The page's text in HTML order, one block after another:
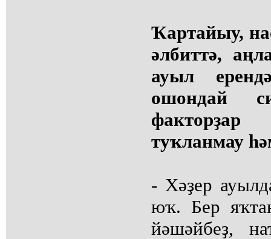
Ҡартайыу,
әлбиттә,
ауыл
ошондай
туҡланмау
- Хәҙер
юҡ. Бер
йәшәйбеҙ,